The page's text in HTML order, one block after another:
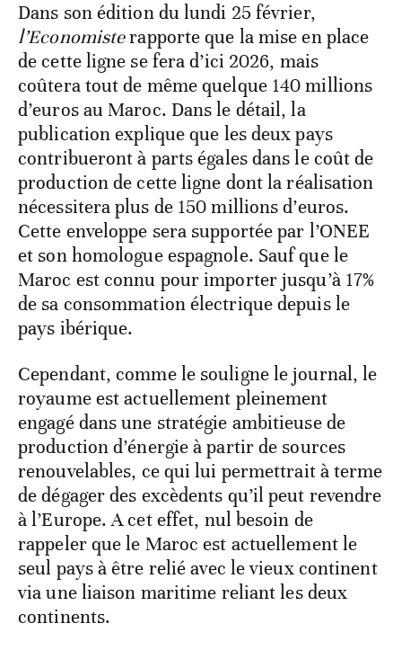
Dans son édition du lundi 25 février,
l’Economisterapporte que la mise en place
de cette ligne se fera d’ici 2026, mais
coûtera tout de même quelque 140 millions
d’euros au Maroc. Dans le détail, la
publication explique que les deux pays
contribueront à parts égales dans le coût de
production de cette ligne dont la réalisation
nécessitera plus de 150 millions d’euros.
Cette enveloppe sera supportée par l’ONEE
et son homologue espagnole. Sauf que le
Maroc est connu pour importer jusqu’à 17%
de sa consommation électrique depuis le
pays ibérique.
Cependant, comme le souligne le journal, le
royaume est actuellement pleinement
engagé dans une stratégie ambitieuse de
production d’énergie à partir de sources
renouvelables, ce qui lui permettrait à terme
de dégager des excèdents qu’il peut revendre
à l’Europe. A cet effet, nul besoin de
rappeler que le Maroc est actuellement le
seul pays à être relié avec le vieux continent
via une liaison maritime reliant les deux
continents.